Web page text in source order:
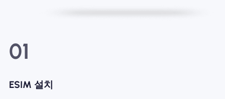
01
ESIM 설치